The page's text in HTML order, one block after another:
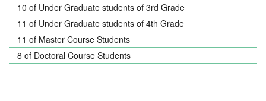
10 of Under Graduate students of 3rd Grade
11 of Under Graduate students of 4th Grade
11 of Master Course Students
8 of Doctoral Course Students